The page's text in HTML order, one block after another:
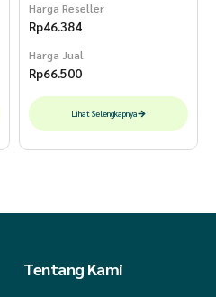
Harga Reseller
Rp46.384
Harga Jual
Rp66.500
Lihat Selengkapnya
Tentang Kami